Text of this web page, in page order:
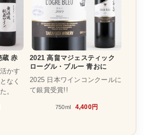
蔵 赤
かす
なく
。
2021 高畠マジェスティック
ローグル・ブルー 青おに
2025 日本ワインコンクールに
て銀賞受賞!!
750ml 4,400円